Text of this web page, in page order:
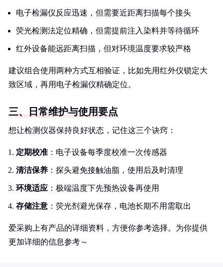
电子检漏仪反应迅速，但需要近距离扫描每个接头
荧光检测法定位精确，但需提前注入染料并等待循环
红外设备能远距离扫描，但对环境温度要求较严格
建议组合使用两种方式互相验证，比如先用红外仪锁定大
致区域，再用电子检漏仪精确定位。
三、日常维护与使用要点
想让检测仪器保持良好状态，记住这三个诀窍：
定期校准 ：电子设备每季度校准一次传感器
清洁保养 ：探头避免接触油脂，使用后及时清理
环境适应 ：极端温度下先预热设备再使用
存储注意 ：荧光剂避光保存，电池长期不用需取出
爱采购上有产品的详细资料，方便你参考选择。为你提供
更加详细的信息参考～